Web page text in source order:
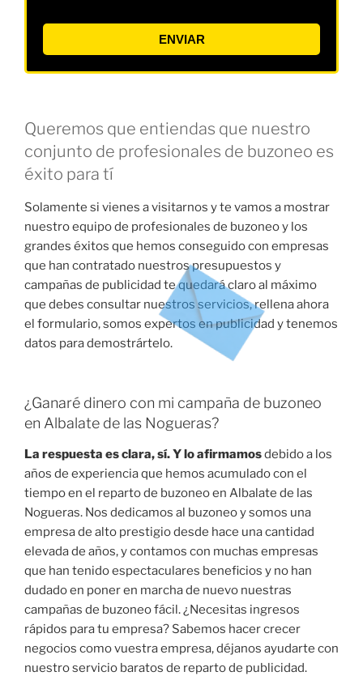
ENVIAR
Queremos que entiendas que nuestro
conjunto de profesionales de buzoneo es
éxito para tí
Solamente si vienes a visitarnos y te vamos a mostrar
nuestro equipo de profesionales de buzoneo y los
grandes éxitos que hemos conseguido con empresas
que han contratado nuestros presupuestos y
campañas de publicidad te quedará claro al máximo
que debes consultar nuestros servicios, rellena ahora
el formulario, somos expertos en publicidad y tenemos
datos para demostrártelo.
¿Ganaré dinero con mi campaña de buzoneo
en Albalate de las Nogueras?
La respuesta es clara, sí. Y lo afirmamosdebido a los
años de experiencia que hemos acumulado con el
tiempo en el reparto de buzoneo en Albalate de las
Nogueras. Nos dedicamos al buzoneo y somos una
empresa de alto prestigio desde hace una cantidad
elevada de años, y contamos con muchas empresas
que han tenido espectaculares beneficios y no han
dudado en poner en marcha de nuevo nuestras
campañas de buzoneo fácil. ¿Necesitas ingresos
rápidos para tu empresa? Sabemos hacer crecer
negocios como vuestra empresa, déjanos ayudarte con
nuestro servicio baratos de reparto de publicidad.